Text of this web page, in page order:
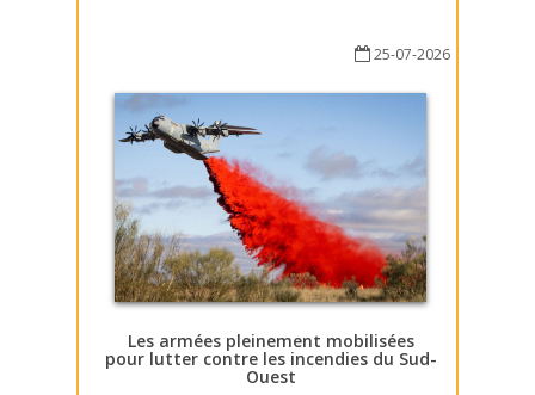
25-07-2026
Les armées pleinement mobilisées
pour lutter contre les incendies du Sud-
Ouest